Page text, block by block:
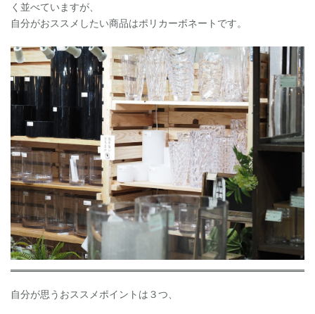
く並べていますが、
自分がおススメしたい商品はポリカーボネートです。
自分が思うおススメポイントは３つ、